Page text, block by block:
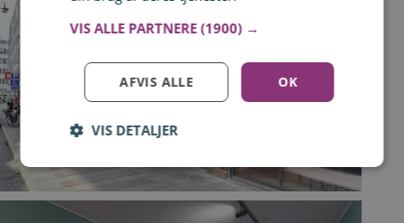
Log ind for at gemme hvad der inspirerer dig
Tilmeld
VIS ALLE PARTNERE (1900) →
OK
AFVIS ALLE
VIS DETALJER